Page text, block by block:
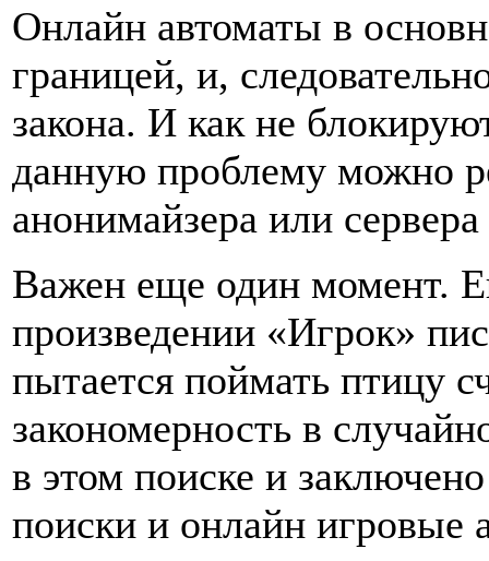
Онлайн автоматы в
границей, и,
закона. И как не
данную проблему можно
анонимайзера или
Важен еще один момент.
произведении «Игрок»
пытается поймать птицу
закономерность в
в этом поиске и
поиски и онлайн игровые